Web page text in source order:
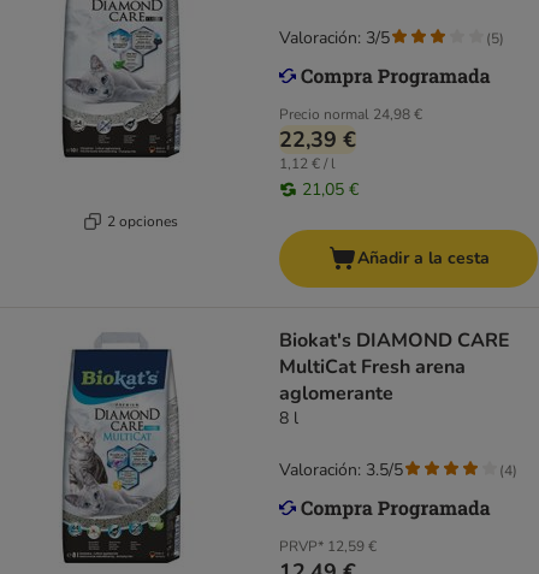
2 opciones
Precio normal 24,98 €
22,39 €
1,12 € / l
21,05 €
Valoración: 3/5 (5)
Añadir a la cesta
Biokat's DIAMOND CARE
MultiCat Fresh arena
aglomerante
8 l
PRVP* 12,59 €
Valoración: 3.5/5 (4)